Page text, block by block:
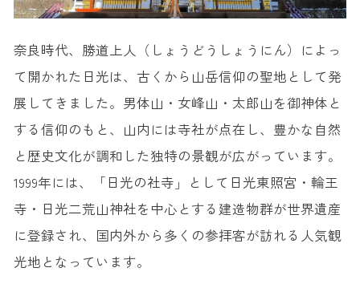
奈良時代、勝道上人（しょうどうしょうにん）によっ
て開かれた日光は、古くから山岳信仰の聖地として発
展してきました。男体山・女峰山・太郎山を御神体と
する信仰のもと、山内には寺社が点在し、豊かな自然
と歴史文化が調和した独特の景観が広がっています。
1999年には、「日光の社寺」として日光東照宮・輪王
寺・日光二荒山神社を中心とする建造物群が世界遺産
に登録され、国内外から多くの参拝客が訪れる人気観
光地となっています。